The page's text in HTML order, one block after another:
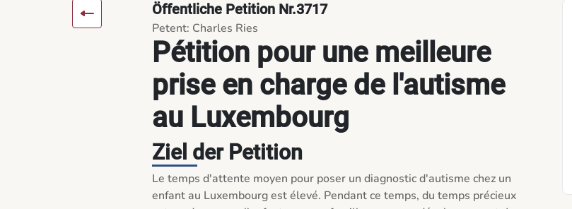
Pétition pour une meilleure
prise en charge de l'autisme
au Luxembourg
Öffentliche Petition Nr.3717
Petent: Charles Ries
Ziel der Petition
Le temps d'attente moyen pour poser un diagnostic d'autisme chez un
enfant au Luxembourg est élevé. Pendant ce temps, du temps précieux